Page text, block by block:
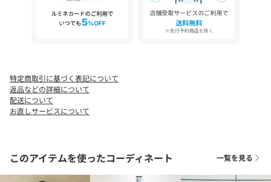
□アイテムをご愛用いただくにあたってのご注意点
・化粧品や香水、洗剤、温泉、海水、紫外線などはジュエリーを
傷める可能性がありますので、ご注意ください。
【注意事項】
※商品を使用前に、タグ等に記載されている「取り扱い上の注意
書き」、「洗濯表示」を必ずご確認ください。
※商品の色味の目安は、商品単体の画像をご参照ください。
特定商取引に基づく表記について
返品などの詳細について
配送について
お直しサービスについて
このアイテムを使ったコーディネート 一覧を見る